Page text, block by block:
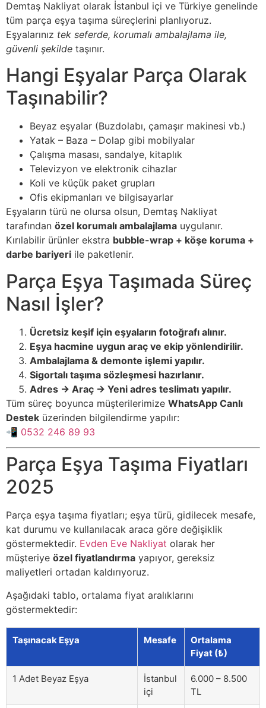
Demtaş Nakliyat olarak İstanbul içi ve Türkiye genelinde
tüm parça eşya taşıma süreçlerini planlıyoruz.
Eşyalarınız tek seferde, korumalı ambalajlama ile,
güvenli şekilde taşınır.
Hangi Eşyalar Parça Olarak
Taşınabilir?
Beyaz eşyalar (Buzdolabı, çamaşır makinesi vb.)
Yatak – Baza – Dolap gibi mobilyalar
Çalışma masası, sandalye, kitaplık
Televizyon ve elektronik cihazlar
Koli ve küçük paket grupları
Ofis ekipmanları ve bilgisayarlar
Eşyaların türü ne olursa olsun, Demtaş Nakliyat
tarafından özel korumalı ambalajlama uygulanır.
Kırılabilir ürünler ekstra bubble-wrap + köşe koruma +
darbe bariyeri ile paketlenir.
Parça Eşya Taşımada Süreç
Nasıl İşler?
Ücretsiz keşif için eşyaların fotoğrafı alınır.
Eşya hacmine uygun araç ve ekip yönlendirilir.
Ambalajlama & demonte işlemi yapılır.
Sigortalı taşıma sözleşmesi hazırlanır.
Adres → Araç → Yeni adres teslimatı yapılır.
Tüm süreç boyunca müşterilerimize WhatsApp Canlı
Destek üzerinden bilgilendirme yapılır:
📲 0532 246 89 93
Parça Eşya Taşıma Fiyatları
2025
Parça eşya taşıma fiyatları; eşya türü, gidilecek mesafe,
kat durumu ve kullanılacak araca göre değişiklik
göstermektedir. Evden Eve Nakliyat olarak her
müşteriye özel fiyatlandırma yapıyor, gereksiz
maliyetleri ortadan kaldırıyoruz.
Aşağıdaki tablo, ortalama fiyat aralıklarını
göstermektedir:
Taşınacak Eşya Mesafe
Ortalama
Fiyat (₺)
1 Adet Beyaz Eşya
İstanbul
içi
6.000 – 8.500
TL